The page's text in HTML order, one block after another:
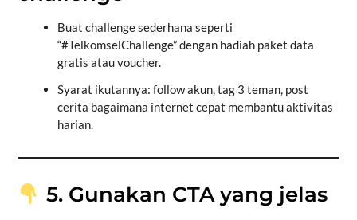
Buat challenge sederhana seperti
“#TelkomselChallenge” dengan hadiah paket data
gratis atau voucher.
Syarat ikutannya: follow akun, tag 3 teman, post
cerita bagaimana internet cepat membantu aktivitas
harian.
5. Gunakan CTA yang jelas